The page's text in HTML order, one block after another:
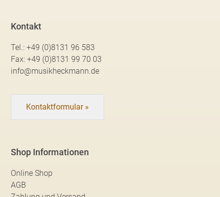
Kontakt
Tel.:+49 (0)8131 96 583
Fax:+49 (0)8131 99 70 03
info@musikheckmann.de
Kontaktformular »
Shop Informationen
Online Shop
AGB